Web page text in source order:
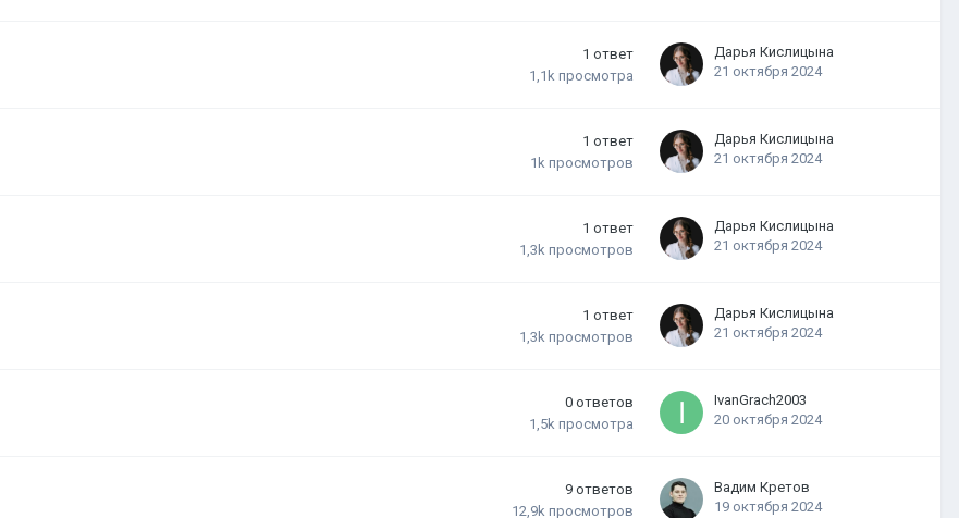
1 ответ
1,1k просмотра
Дарья Кислицына
21 октября 2024
1 ответ
1k просмотров
Дарья Кислицына
21 октября 2024
1 ответ
1,3k просмотров
Дарья Кислицына
21 октября 2024
1 ответ
1,3k просмотров
Дарья Кислицына
21 октября 2024
0 ответов
1,5k просмотра
IvanGrach2003
20 октября 2024
9 ответов
12,9k просмотров
Вадим Кретов
19 октября 2024